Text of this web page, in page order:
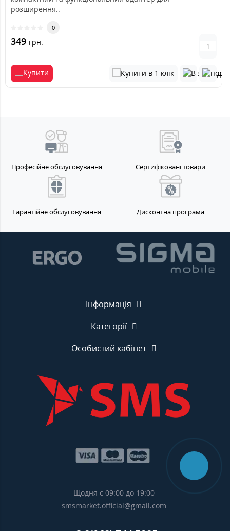
розширення..
0
349 грн.
Професійне обслуговування Сертифіковані товари
Гарантійне обслуговування Дисконтна програма
Інформація
Категорії
Особистий кабінет
Щодня с 09:00 до 19:00
smsmarket.official@gmail.com